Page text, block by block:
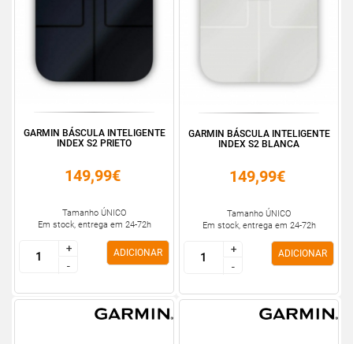
GARMIN BÁSCULA INTELIGENTE
INDEX S2 PRIETO
149,99€
Tamanho ÚNICO
Em stock, entrega em 24-72h
+
-
+
-
ADICIONAR
GARMIN BÁSCULA INTELIGENTE
INDEX S2 BLANCA
149,99€
Tamanho ÚNICO
Em stock, entrega em 24-72h
+
-
+
-
ADICIONAR